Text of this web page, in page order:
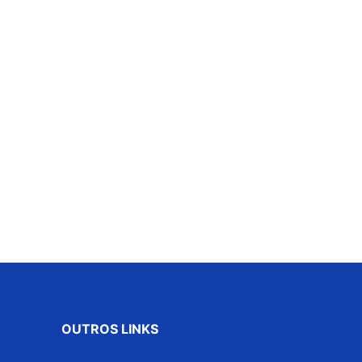
OUTROS LINKS